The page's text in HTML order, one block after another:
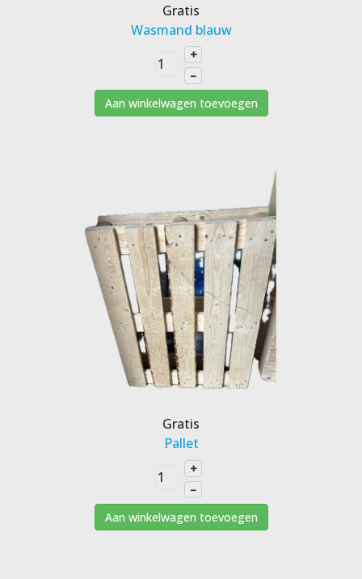
Gratis
Wasmand blauw
+
–
Aan winkelwagen toevoegen
Gratis
Pallet
+
–
Aan winkelwagen toevoegen